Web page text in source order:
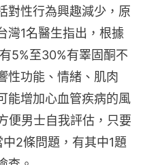
對性行為興趣減少，原
灣1名醫生指出，根據
5%至30%有睪固酮不
性功能、情緒、肌肉
能增加心血管疾病的風
便男士自我評估，只要
2條問題，有其中1題